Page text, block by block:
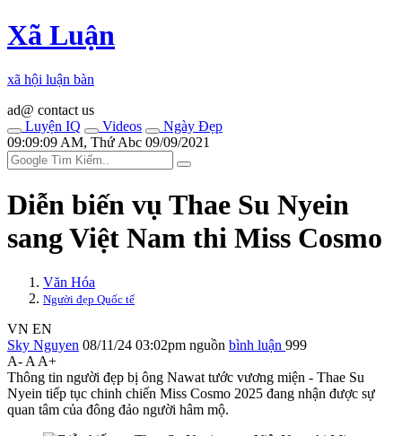
Xã Luận
xã hội luận bàn
ad@ contact us
Luyện IQ
Videos
Ngày Đẹp
09:09:09 AM, Thứ Abc 09/09/2021
Diễn biến vụ Thae Su Nyein
sang Việt Nam thi Miss Cosmo
Văn Hóa
Người đẹp Quốc tế
VN EN
Sky Nguyen 08/11/24 03:02pm nguồn bình luận 999
A- A A+
Thông tin người đẹp bị ông Nawat tước vương miện - Thae Su
Nyein tiếp tục chinh chiến Miss Cosmo 2025 đang nhận được sự
quan tâm của đông đảo người hâm mộ.